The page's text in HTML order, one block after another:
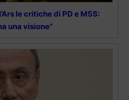
le critiche di PD e M5S:
una visione”